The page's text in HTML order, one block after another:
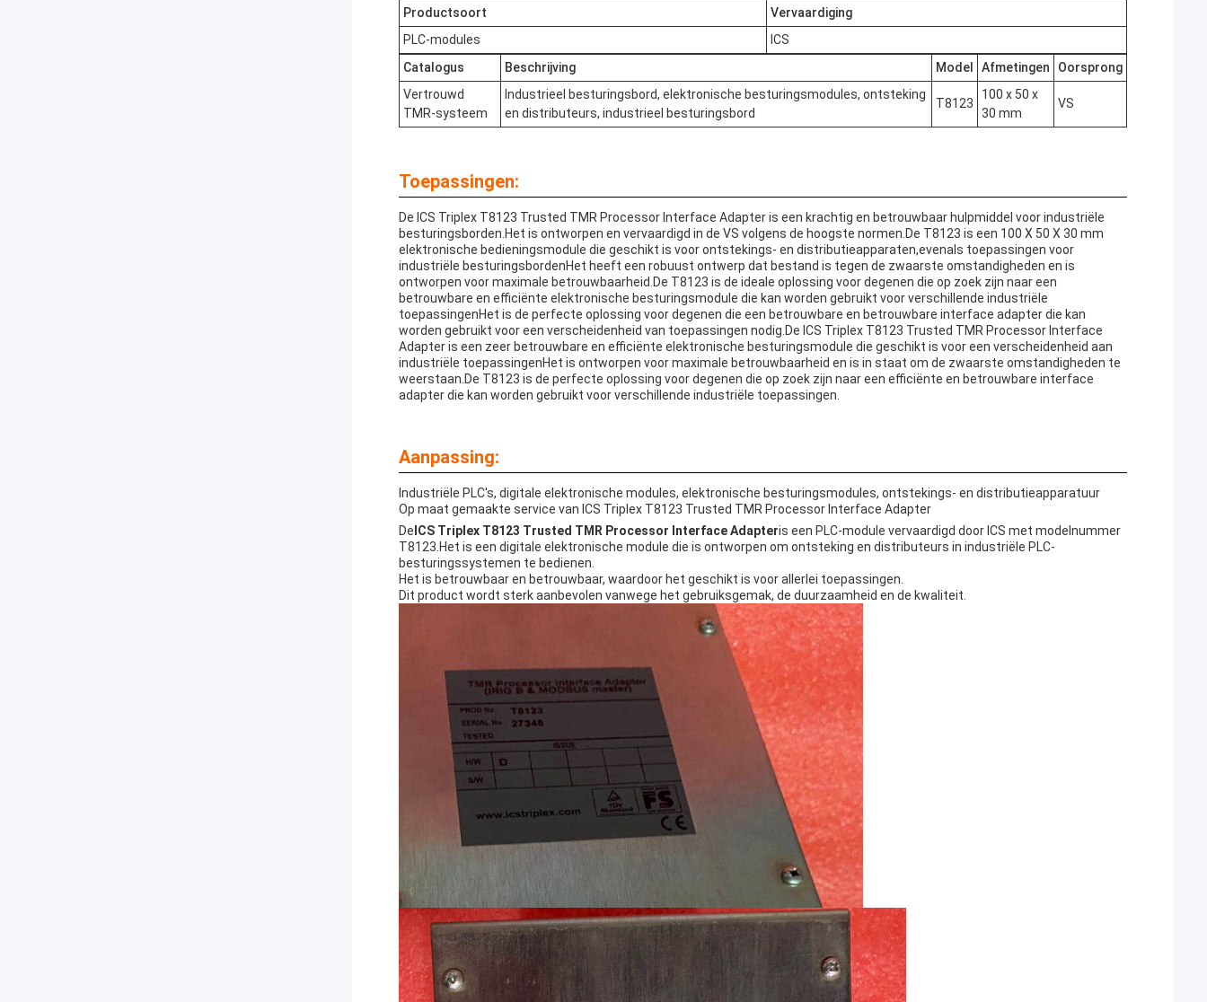
Productsoort
Vervaardiging
PLC-modules
ICS
Catalogus
Beschrijving Model Afmetingen
Oorsprong
Vertrouwd
TMR-systeem
Industrieel besturingsbord, elektronische besturingsmodules, ontsteking
en distributeurs, industrieel besturingsbord
T8123
100 x 50 x
30 mm
VS
Toepassingen:
De ICS Triplex T8123 Trusted TMR Processor Interface Adapter is een krachtig en betrouwbaar hulpmiddel voor industriële
besturingsborden.Het is ontworpen en vervaardigd in de VS volgens de hoogste normen.De T8123 is een 100 X 50 X 30 mm
elektronische bedieningsmodule die geschikt is voor ontstekings- en distributieapparaten,evenals toepassingen voor
industriële besturingsbordenHet heeft een robuust ontwerp dat bestand is tegen de zwaarste omstandigheden en is
ontworpen voor maximale betrouwbaarheid.De T8123 is de ideale oplossing voor degenen die op zoek zijn naar een
betrouwbare en efficiënte elektronische besturingsmodule die kan worden gebruikt voor verschillende industriële
toepassingenHet is de perfecte oplossing voor degenen die een betrouwbare en betrouwbare interface adapter die kan
worden gebruikt voor een verscheidenheid van toepassingen nodig.De ICS Triplex T8123 Trusted TMR Processor Interface
Adapter is een zeer betrouwbare en efficiënte elektronische besturingsmodule die geschikt is voor een verscheidenheid aan
industriële toepassingenHet is ontworpen voor maximale betrouwbaarheid en is in staat om de zwaarste omstandigheden te
weerstaan.De T8123 is de perfecte oplossing voor degenen die op zoek zijn naar een efficiënte en betrouwbare interface
adapter die kan worden gebruikt voor verschillende industriële toepassingen.
Aanpassing:
Industriële PLC's, digitale elektronische modules, elektronische besturingsmodules, ontstekings- en distributieapparatuur
Op maat gemaakte service van ICS Triplex T8123 Trusted TMR Processor Interface Adapter
De ICS Triplex T8123 Trusted TMR Processor Interface Adapteris een PLC-module vervaardigd door ICS met modelnummer
T8123.Het is een digitale elektronische module die is ontworpen om ontsteking en distributeurs in industriële PLC-
besturingssystemen te bedienen.
Het is betrouwbaar en betrouwbaar, waardoor het geschikt is voor allerlei toepassingen.
Dit product wordt sterk aanbevolen vanwege het gebruiksgemak, de duurzaamheid en de kwaliteit.